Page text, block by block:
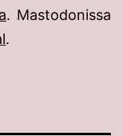
. Mastodonissa
.